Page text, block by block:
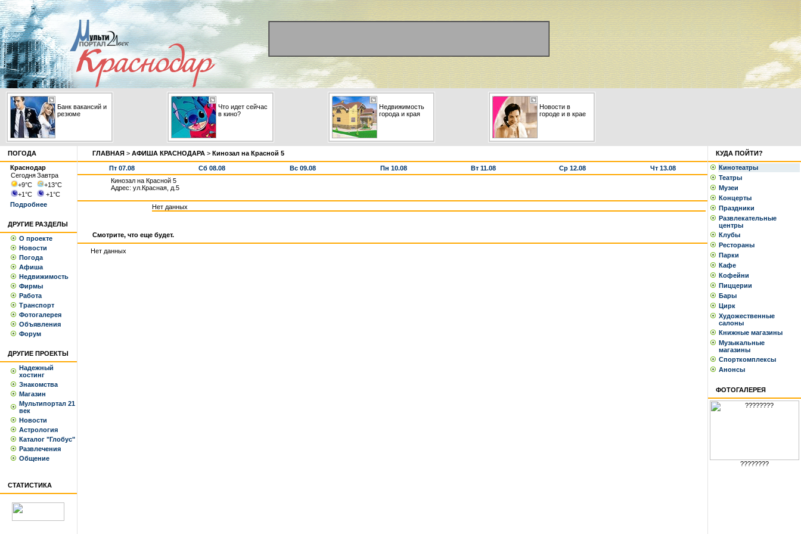
Банк вакансий и
резюме
Что идет сейчас
в кино?
Недвижимость
города и края
Новости в
городе и в крае
ПОГОДА
Краснодар
СегодняЗавтра
+9°С +13°С
+1°С +1°С
Подробнее
ДРУГИЕ РАЗДЕЛЫ
О проекте
Новости
Погода
Афиша
Недвижимость
Фирмы
Работа
Транспорт
Фотогалерея
Объявления
Форум
ДРУГИЕ ПРОЕКТЫ
Надежный
хостинг
Знакомства
Магазин
Мультипортал 21
век
Новости
Астрология
Каталог "Глобус"
Развлечения
Общение
СТАТИСТИКА
ГЛАВНАЯ > АФИША КРАСНОДАРА > Кинозал на Красной 5
Пт 07.08 Сб 08.08 Вс 09.08 Пн 10.08 Вт 11.08 Ср 12.08
Чт 13.08
Кинозал на Красной 5
Адрес: ул.Красная, д.5
Нет данных
Смотрите, что еще будет.
Нет данных
КУДА ПОЙТИ?
Кинотеатры
Театры
Музеи
Концерты
Праздники
Развлекательные
центры
Клубы
Рестораны
Парки
Кафе
Кофейни
Пиццерии
Бары
Цирк
Художественные
салоны
Книжные магазины
Музыкальные
магазины
Спорткомплексы
Анонсы
ФОТОГАЛЕРЕЯ
????????